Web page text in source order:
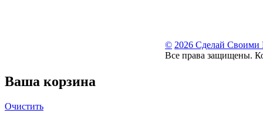
© 2026 Сделай Своими
Все права защищены.
Ваша корзина
Очистить